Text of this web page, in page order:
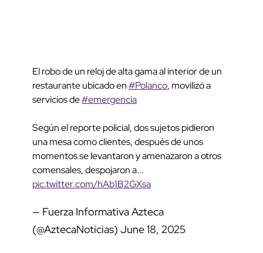
El robo de un reloj de alta gama al interior de un
restaurante ubicado en#Polanco, movilizó a
servicios de#emergencia
Según el reporte policial, dos sujetos pidieron
una mesa como clientes, después de unos
momentos se levantaron y amenazaron a otros
comensales, despojaron a...
pic.twitter.com/hAb1B2GXsa
— Fuerza Informativa Azteca
(@AztecaNoticias) June 18, 2025